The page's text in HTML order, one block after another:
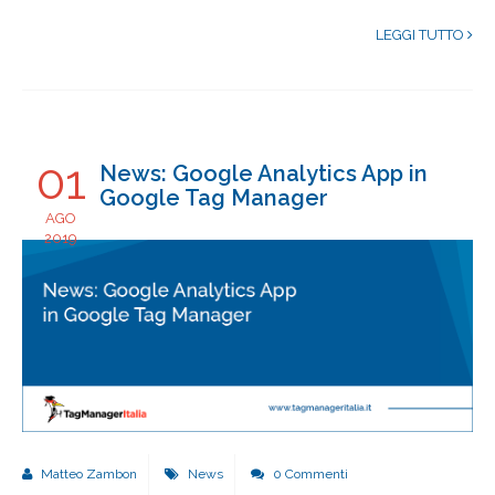
LEGGI TUTTO
01
AGO
2019
News: Google Analytics App in
Google Tag Manager
Matteo Zambon News 0 Commenti